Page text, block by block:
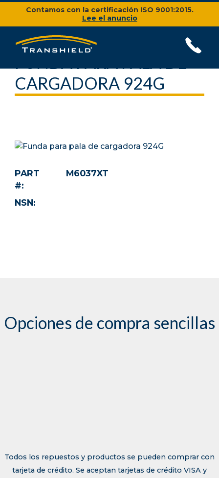
Contamos con la certificación ISO 9001:2015.
Lee el anuncio
CARGADORA 924G
PART
#:
M6037XT
NSN:
Opciones de compra sencillas
Todos los repuestos y productos se pueden comprar con
tarjeta de crédito. Se aceptan tarjetas de crédito VISA y